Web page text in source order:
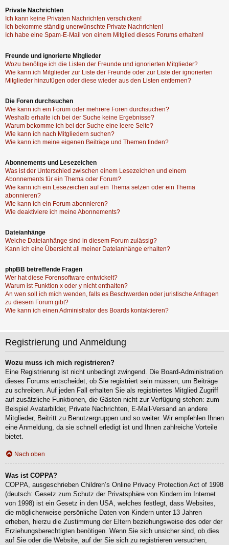
Private Nachrichten
Ich kann keine Privaten Nachrichten verschicken!
Ich bekomme ständig unerwünschte Private Nachrichten!
Ich habe eine Spam-E-Mail von einem Mitglied dieses Forums erhalten!
Freunde und ignorierte Mitglieder
Wozu benötige ich die Listen der Freunde und ignorierten Mitglieder?
Wie kann ich Mitglieder zur Liste der Freunde oder zur Liste der ignorierten
Mitglieder hinzufügen oder diese wieder aus den Listen entfernen?
Die Foren durchsuchen
Wie kann ich ein Forum oder mehrere Foren durchsuchen?
Weshalb erhalte ich bei der Suche keine Ergebnisse?
Warum bekomme ich bei der Suche eine leere Seite?
Wie kann ich nach Mitgliedern suchen?
Wie kann ich meine eigenen Beiträge und Themen finden?
Abonnements und Lesezeichen
Was ist der Unterschied zwischen einem Lesezeichen und einem
Abonnements für ein Thema oder Forum?
Wie kann ich ein Lesezeichen auf ein Thema setzen oder ein Thema
abonnieren?
Wie kann ich ein Forum abonnieren?
Wie deaktiviere ich meine Abonnements?
Dateianhänge
Welche Dateianhänge sind in diesem Forum zulässig?
Kann ich eine Übersicht all meiner Dateianhänge erhalten?
phpBB betreffende Fragen
Wer hat diese Forensoftware entwickelt?
Warum ist Funktion x oder y nicht enthalten?
An wen soll ich mich wenden, falls es Beschwerden oder juristische Anfragen
zu diesem Forum gibt?
Wie kann ich einen Administrator des Boards kontaktieren?
Registrierung und Anmeldung
Wozu muss ich mich registrieren?
Eine Registrierung ist nicht unbedingt zwingend. Die Board-Administration
dieses Forums entscheidet, ob Sie registriert sein müssen, um Beiträge
zu schreiben. Auf jeden Fall erhalten Sie als registriertes Mitglied Zugriff
auf zusätzliche Funktionen, die Gästen nicht zur Verfügung stehen: zum
Beispiel Avatarbilder, Private Nachrichten, E-Mail-Versand an andere
Mitglieder, Beitritt zu Benutzergruppen und so weiter. Wir empfehlen Ihnen
eine Anmeldung, da sie schnell erledigt ist und Ihnen zahlreiche Vorteile
bietet.
Nach oben
Was ist COPPA?
COPPA, ausgeschrieben Children’s Online Privacy Protection Act of 1998
(deutsch: Gesetz zum Schutz der Privatsphäre von Kindern im Internet
von 1998) ist ein Gesetz in den USA, welches festlegt, dass Websites,
die möglicherweise persönliche Daten von Kindern unter 13 Jahren
erheben, hierzu die Zustimmung der Eltern beziehungsweise des oder der
Erziehungsberechtigten benötigen. Wenn Sie sich unsicher sind, ob dies
auf Sie oder die Website, auf der Sie sich zu registrieren versuchen,